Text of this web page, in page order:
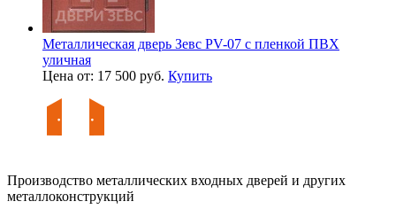
Металлическая дверь Зевс PV-07 с пленкой ПВХ
уличная
Цена от: 17 500 руб. Купить
Производство металлических входных дверей и других
металлоконструкций